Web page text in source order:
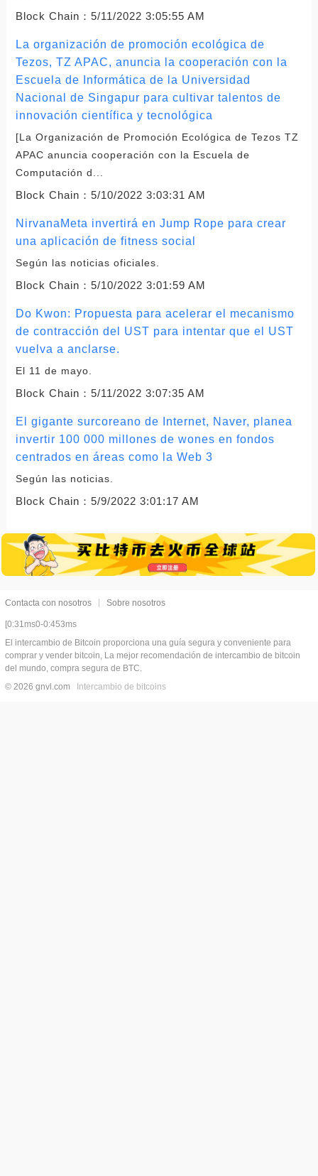
Block Chain： 5/11/2022 3:05:55 AM
La organización de promoción ecológica de
Tezos, TZ APAC, anuncia la cooperación con la
Escuela de Informática de la Universidad
Nacional de Singapur para cultivar talentos de
innovación científica y tecnológica
[La Organización de Promoción Ecológica de Tezos TZ
APAC anuncia cooperación con la Escuela de
Computación d...
Block Chain： 5/10/2022 3:03:31 AM
NirvanaMeta invertirá en Jump Rope para crear
una aplicación de fitness social
Según las noticias oficiales.
Block Chain： 5/10/2022 3:01:59 AM
Do Kwon: Propuesta para acelerar el mecanismo
de contracción del UST para intentar que el UST
vuelva a anclarse.
El 11 de mayo.
Block Chain： 5/11/2022 3:07:35 AM
El gigante surcoreano de Internet, Naver, planea
invertir 100 000 millones de wones en fondos
centrados en áreas como la Web 3
Según las noticias.
Block Chain： 5/9/2022 3:01:17 AM
Contacta con nosotros Sobre nosotros
[0:31ms0-0:453ms
El intercambio de Bitcoin proporciona una guía segura y conveniente para
comprar y vender bitcoin, La mejor recomendación de intercambio de bitcoin
del mundo, compra segura de BTC.
© 2026 gnvl.com Intercambio de bitcoins